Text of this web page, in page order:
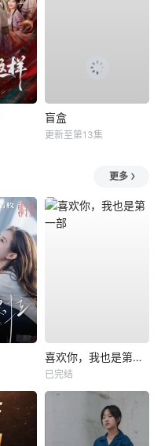
盲盒
更新至第13集
更多
喜欢你，我也是第一部
已完结